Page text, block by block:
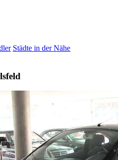
Städte in der Nähe